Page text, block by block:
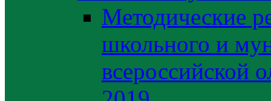
Методические
школьного и
всероссийской